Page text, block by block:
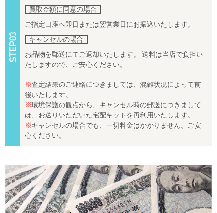
買取金額に同意の場合
ご指定口座へ即日または翌営業日にお振込いたします。
キャンセルの場合
お品物を郵送にてご返却いたします。 送料は当店で負担い
たしますので、ご安心ください。
※査定結果のご連絡につきましては、混雑状況によって前
後いたします。
※環境保護の観点から、キャンセル時の郵送につきまして
は、お送りいただいた宅配キットを再利用いたします。
※キャンセルの場合でも、一切料金はかかりません。ご安
心ください。